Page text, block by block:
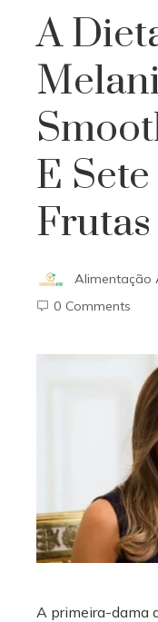
A
E
Alimentação
0 Comments
A primeira-dama